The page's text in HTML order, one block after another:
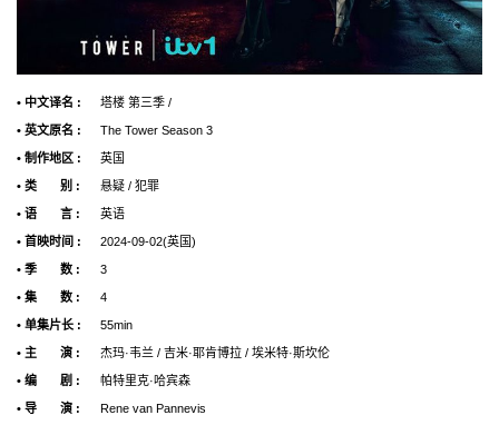
• 中文译名 : 塔楼 第三季 /
• 英文原名 : The Tower Season 3
• 制作地区 : 英国
• 类 别 : 悬疑 / 犯罪
• 语 言 : 英语
• 首映时间 : 2024-09-02(英国)
• 季 数 : 3
• 集 数 : 4
• 单集片长 : 55min
• 主 演 : 杰玛·韦兰 / 吉米·耶肯博拉 / 埃米特·斯坎伦
• 编 剧 : 帕特里克·哈宾森
• 导 演 : Rene van Pannevis